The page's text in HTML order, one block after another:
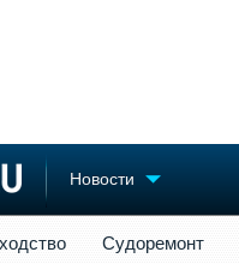
Новости
Судоремонт